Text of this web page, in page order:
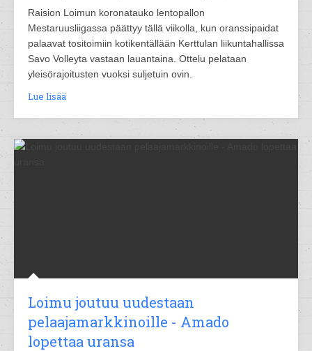
Raision Loimun koronatauko lentopallon
Mestaruusliigassa päättyy tällä viikolla, kun oranssipaidat
palaavat tositoimiin kotikentällään Kerttulan liikuntahallissa
Savo Volleyta vastaan lauantaina. Ottelu pelataan
yleisörajoitusten vuoksi suljetuin ovin.
Lue lisää
Loimu joutuu uudestaan
pelaajamarkkinoille - Amado
lopettaa uransa